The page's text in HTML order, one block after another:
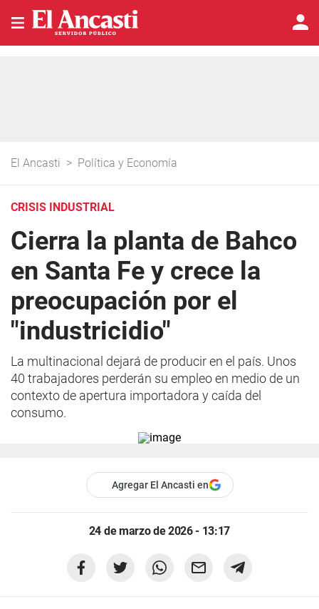
El Ancasti > Política y Economía
CRISIS INDUSTRIAL
Cierra la planta de Bahco
en Santa Fe y crece la
preocupación por el
"industricidio"
La multinacional dejará de producir en el país. Unos
40 trabajadores perderán su empleo en medio de un
contexto de apertura importadora y caída del
consumo.
Agregar El Ancasti en
24 de marzo de 2026 - 13:17